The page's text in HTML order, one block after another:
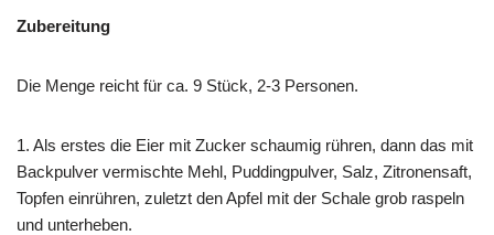
Zubereitung
Die Menge reicht für ca. 9 Stück, 2-3 Personen.
1. Als erstes die Eier mit Zucker schaumig rühren, dann das mit
Backpulver vermischte Mehl, Puddingpulver, Salz, Zitronensaft,
Topfen einrühren, zuletzt den Apfel mit der Schale grob raspeln
und unterheben.